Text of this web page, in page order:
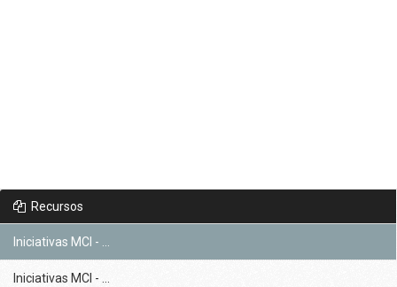
Recursos
Iniciativas MCI - ...
Iniciativas MCI - ...